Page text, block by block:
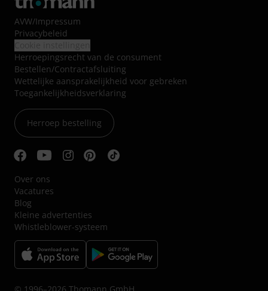
AVW/Impressum
Privacybeleid
Herroepingsrecht van de consument
Bestellen/Contractafsluiting
Wettelijke aansprakelijkheid voor gebreken
Toegankelijkheidsverklaring
Herroep bestelling
Over ons
Vacatures
Blog
Kleine advertenties
Whistleblower-systeem